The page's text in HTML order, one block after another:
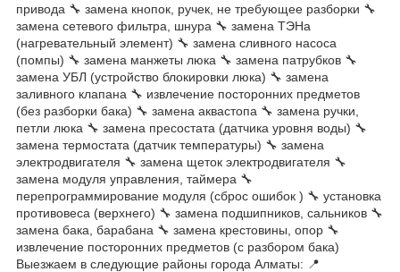
привода 🔧 замена кнопок, ручек, не требующее разборки 🔧
замена сетевого фильтра, шнура 🔧 замена ТЭНа
(нагревательный элемент) 🔧 замена сливного насоса
(помпы) 🔧 замена манжеты люка 🔧 замена патрубков 🔧
замена УБЛ (устройство блокировки люка) 🔧 замена
заливного клапана 🔧 извлечение посторонних предметов
(без разборки бака) 🔧 замена аквастопа 🔧 замена ручки,
петли люка 🔧 замена пресостата (датчика уровня воды) 🔧
замена термостата (датчик температуры) 🔧 замена
электродвигателя 🔧 замена щеток электродвигателя 🔧
замена модуля управления, таймера 🔧
перепрограммирование модуля (сброс ошибок ) 🔧 установка
противовеса (верхнего) 🔧 замена подшипников, сальников 🔧
замена бака, барабана 🔧 замена крестовины, опор 🔧
извлечение посторонних предметов (с разбором бака)
Выезжаем в следующие районы города Алматы: 📍